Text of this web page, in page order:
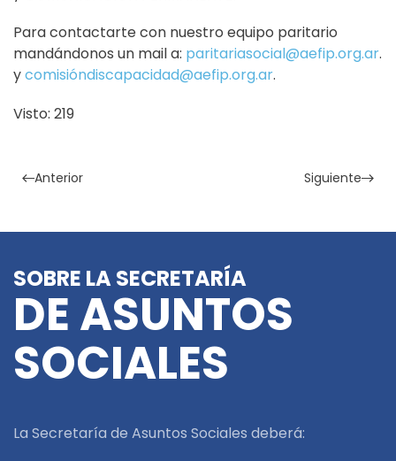
Para contactarte con nuestro equipo paritario
mandándonos un mail a: paritariasocial@aefip.org.ar.
ycomisióndiscapacidad@aefip.org.ar.
Visto: 219
Anterior Siguiente
SOBRE LA SECRETARÍA
DE ASUNTOS
SOCIALES
La Secretaría de Asuntos Sociales deberá: